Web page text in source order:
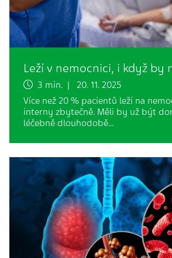
Leží v nemocnici, i když by
3 min. | 20. 11. 2025
Více než 20 % pacientů leží na
interny zbytečně. Měli by už být
léčebně dlouhodobě…